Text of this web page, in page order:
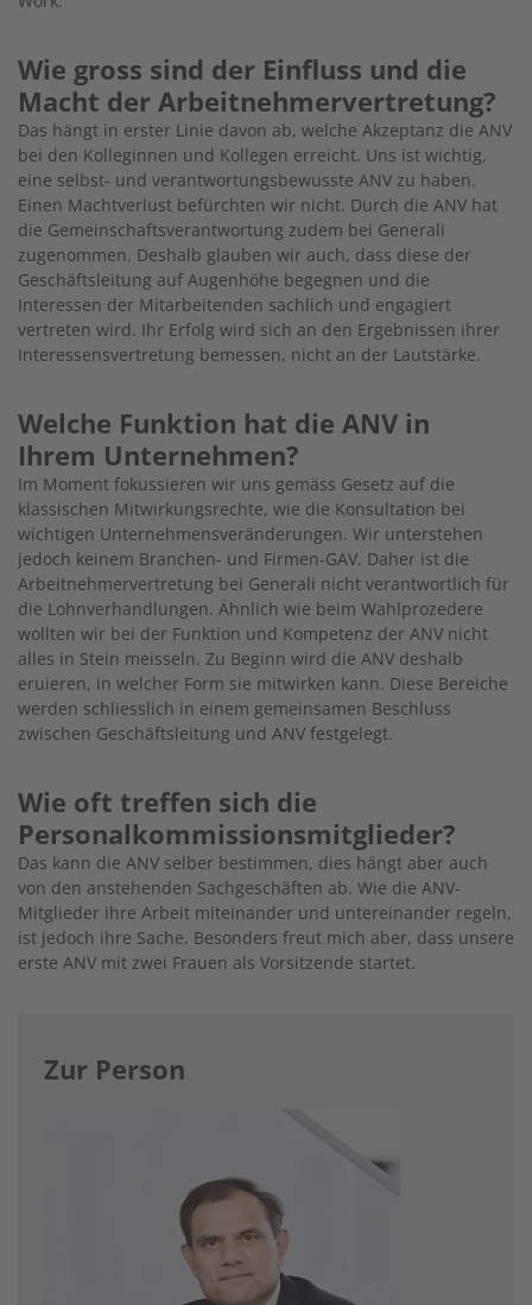
Wie gross sind der Einfluss und die
Macht der ­Arbeitnehmervertretung?
Das hängt in erster Linie davon ab, welche Akzeptanz die ANV
bei den Kolleginnen und Kollegen erreicht. Uns ist wichtig,
eine selbst- und verantwortungsbewusste ANV zu haben.
Einen Machtverlust befürchten wir nicht. Durch die ANV hat
die Gemeinschaftsverantwortung zudem bei Generali
zugenommen. Deshalb glauben wir auch, dass diese der
Geschäftsleitung auf Augenhöhe begegnen und die
Interessen der Mitarbeitenden sachlich und engagiert
vertreten wird. Ihr Erfolg wird sich an den Ergebnissen ihrer
Interessensvertretung bemessen, nicht an der Lautstärke.
Welche Funktion hat die ANV in
Ihrem ­Unternehmen?
Im Moment fokussieren wir uns gemäss Gesetz auf die
klassischen Mitwirkungsrechte, wie die Konsultation bei
wichtigen Unternehmensveränderungen. Wir unterstehen
jedoch keinem Branchen- und Firmen-GAV. Daher ist die
Arbeitnehmervertretung bei Generali nicht verantwortlich für
die Lohnverhandlungen. Ähnlich wie beim Wahlprozedere
wollten wir bei der Funktion und Kompetenz der ANV nicht
alles in Stein meisseln. Zu Beginn wird die ANV deshalb
eruieren, in welcher Form sie mitwirken kann. Diese Bereiche
werden schliesslich in einem gemeinsamen Beschluss
zwischen Geschäftsleitung und ANV festgelegt.
Wie oft treffen sich die
Personalkommissionsmitglieder?
Das kann die ANV selber bestimmen, dies hängt aber auch
von den anstehenden Sachgeschäften ab. Wie die ANV-
Mitglieder ihre Arbeit miteinander und untereinander regeln,
ist jedoch ihre Sache. Besonders freut mich aber, dass unsere
erste ANV mit zwei Frauen als Vorsitzende startet.
Zur Person